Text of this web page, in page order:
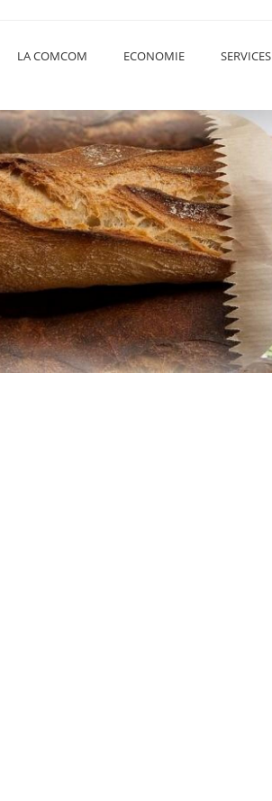
LA COMCOM ECONOMIE SERVICES